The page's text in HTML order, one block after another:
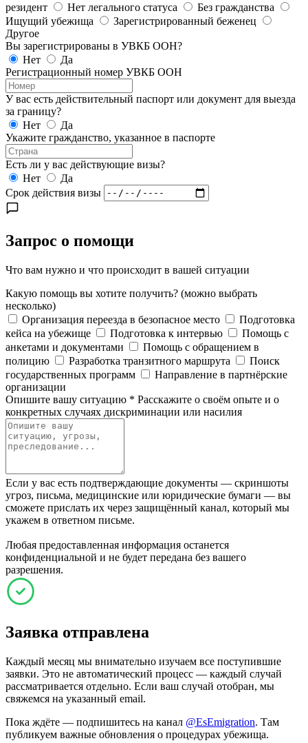
резидент
Нет легального статуса
Без гражданства
Ищущий убежища
Зарегистрированный беженец
Другое
Вы зарегистрированы в УВКБ ООН?
Нет
Да
Регистрационный номер УВКБ ООН
У вас есть действительный паспорт или документ для выезда
за границу?
Нет
Да
Укажите гражданство, указанное в паспорте
Есть ли у вас действующие визы?
Нет
Да
Срок действия визы
Запрос о помощи
Что вам нужно и что происходит в вашей ситуации
Какую помощь вы хотите получить? (можно выбрать
несколько)
Организация переезда в безопасное место
Подготовка
кейса на убежище
Подготовка к интервью
Помощь с
анкетами и документами
Помощь с обращением в
полицию
Разработка транзитного маршрута
Поиск
государственных программ
Направление в партнёрские
организации
Опишите вашу ситуацию * Расскажите о своём опыте и о
конкретных случаях дискриминации или насилия
Если у вас есть подтверждающие документы — скриншоты
угроз, письма, медицинские или юридические бумаги — вы
сможете прислать их через защищённый канал, который мы
укажем в ответном письме.
Любая предоставленная информация останется
конфиденциальной и не будет передана без вашего
разрешения.
Заявка отправлена
Каждый месяц мы внимательно изучаем все поступившие
заявки. Это не автоматический процесс — каждый случай
рассматривается отдельно. Если ваш случай отобран, мы
свяжемся на указанный email.
Пока ждёте — подпишитесь на канал @EsEmigration. Там
публикуем важные обновления о процедурах убежища.